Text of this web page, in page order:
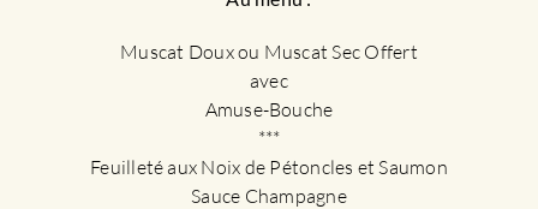
Muscat Doux ou Muscat Sec Offert
avec
Amuse-Bouche
***
Feuilleté aux Noix de Pétoncles et Saumon
Sauce Champagne